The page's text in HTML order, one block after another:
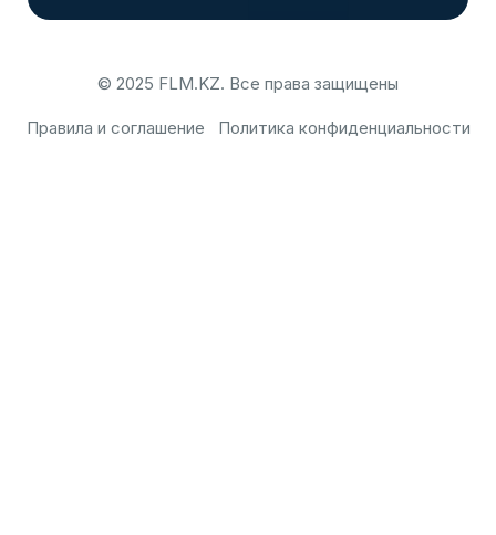
© 2025 FLM.KZ. Все права защищены
Правила и соглашение Политика конфиденциальности